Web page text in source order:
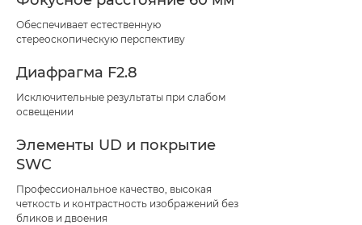
Обеспечивает естественную
стереоскопическую перспективу
Диафрагма F2.8
Исключительные результаты при слабом
освещении
Элементы UD и покрытие
SWC
Профессиональное качество, высокая
четкость и контрастность изображений без
бликов и двоения